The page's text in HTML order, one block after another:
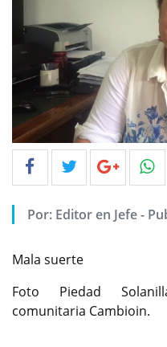
Por: Editor en Jefe -
Mala suerte
Foto Piedad
comunitaria Cambioin.